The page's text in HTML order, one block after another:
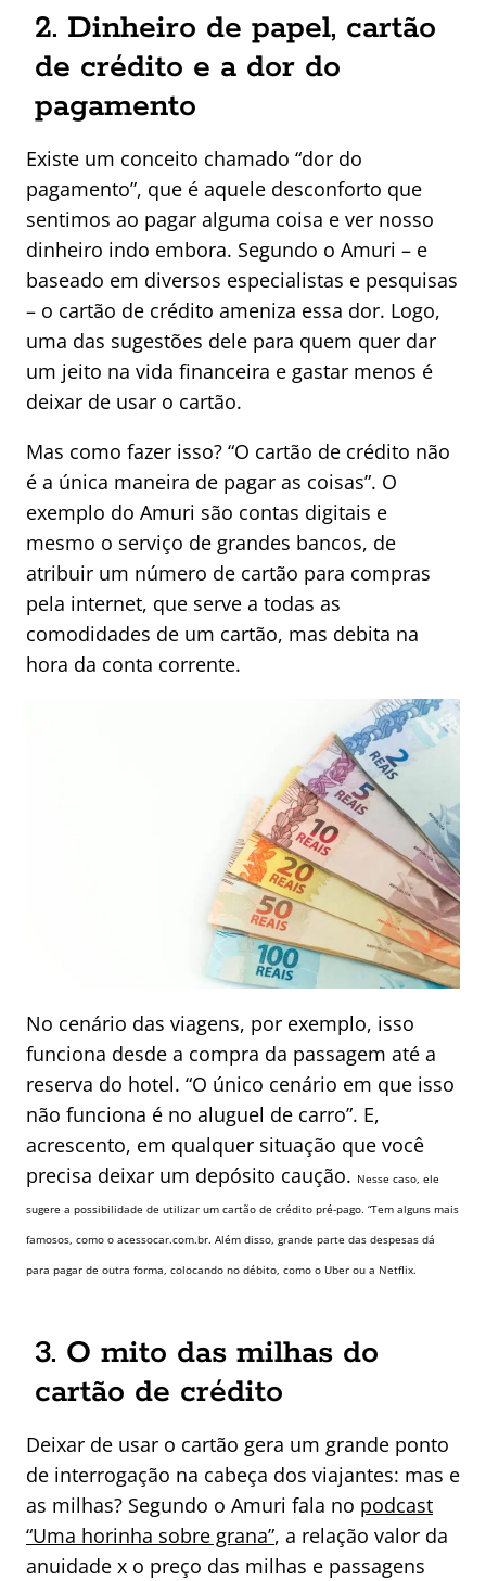
2. Dinheiro de papel, cartão
de crédito e a dor do
pagamento
Existe um conceito chamado “dor do
pagamento”, que é aquele desconforto que
sentimos ao pagar alguma coisa e ver nosso
dinheiro indo embora. Segundo o Amuri – e
baseado em diversos especialistas e pesquisas
– o cartão de crédito ameniza essa dor. Logo,
uma das sugestões dele para quem quer dar
um jeito na vida financeira e gastar menos é
deixar de usar o cartão.
Mas como fazer isso? “O cartão de crédito não
é a única maneira de pagar as coisas”. O
exemplo do Amuri são contas digitais e
mesmo o serviço de grandes bancos, de
atribuir um número de cartão para compras
pela internet, que serve a todas as
comodidades de um cartão, mas debita na
hora da conta corrente.
No cenário das viagens, por exemplo, isso
funciona desde a compra da passagem até a
reserva do hotel. “O único cenário em que isso
não funciona é no aluguel de carro”. E,
acrescento, em qualquer situação que você
precisa deixar um depósito caução. Nesse caso, ele
sugere a possibilidade de utilizar um cartão de crédito pré-pago. “Tem alguns mais
famosos, como o acessocar.com.br. Além disso, grande parte das despesas dá
para pagar de outra forma, colocando no débito, como o Uber ou a Netflix.
3. O mito das milhas do
cartão de crédito
Deixar de usar o cartão gera um grande ponto
de interrogação na cabeça dos viajantes: mas e
as milhas? Segundo o Amuri fala no podcast
“Uma horinha sobre grana”, a relação valor da
anuidade x o preço das milhas e passagens